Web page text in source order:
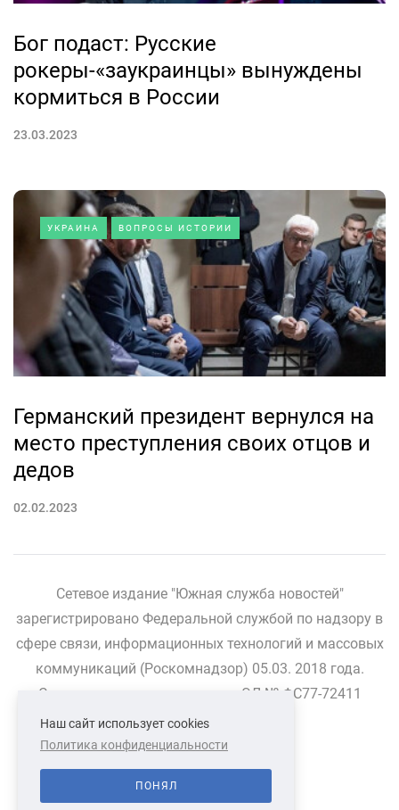
Бог подаст: Русские
рокеры-«заукраинцы» вынуждены
кормиться в России
23.03.2023
УКРАИНА ВОПРОСЫ ИСТОРИИ
Германский президент вернулся на
место преступления своих отцов и
дедов
02.02.2023
Сетевое издание "Южная служба новостей"
зарегистрировано Федеральной службой по надзору в
сфере связи, информационных технологий и массовых
коммуникаций (Роскомнадзор) 05.03. 2018 года.
Свидетельство о регистрации ЭЛ № ФС77-72411
СВЯЗАТЬСЯ С НАМИ
Наш сайт использует cookies
Политика конфиденциальности
ПОНЯЛ